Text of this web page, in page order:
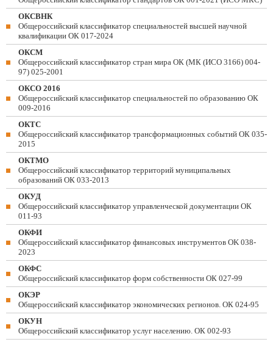
ОКСВНК
Общероссийский классификатор специальностей высшей научной
квалификации ОК 017-2024
ОКСМ
Общероссийский классификатор стран мира ОК (МК (ИСО 3166) 004-
97) 025-2001
ОКСО 2016
Общероссийский классификатор специальностей по образованию ОК
009-2016
ОКТС
Общероссийский классификатор трансформационных событий ОК 035-
2015
ОКТМО
Общероссийский классификатор территорий муниципальных
образований ОК 033-2013
ОКУД
Общероссийский классификатор управленческой документации ОК
011-93
ОКФИ
Общероссийский классификатор финансовых инструментов OK 038-
2023
ОКФС
Общероссийский классификатор форм собственности ОК 027-99
ОКЭР
Общероссийский классификатор экономических регионов. ОК 024-95
ОКУН
Общероссийский классификатор услуг населению. ОК 002-93